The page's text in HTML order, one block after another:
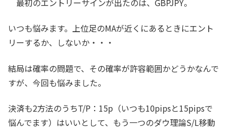
最初のエントリーサインが出たのは、GBPJPY。
いつも悩みます。上位足のMAが近くにあるときにエント
リーするか、しないか・・・
結局は確率の問題で、その確率が許容範囲かどうかなんで
すが、今回も悩みました。
決済も2方法のうちT/P：15p（いつも10pipsと15pipsで
悩んでます）はいいとして、もう一つのダウ理論S/L移動